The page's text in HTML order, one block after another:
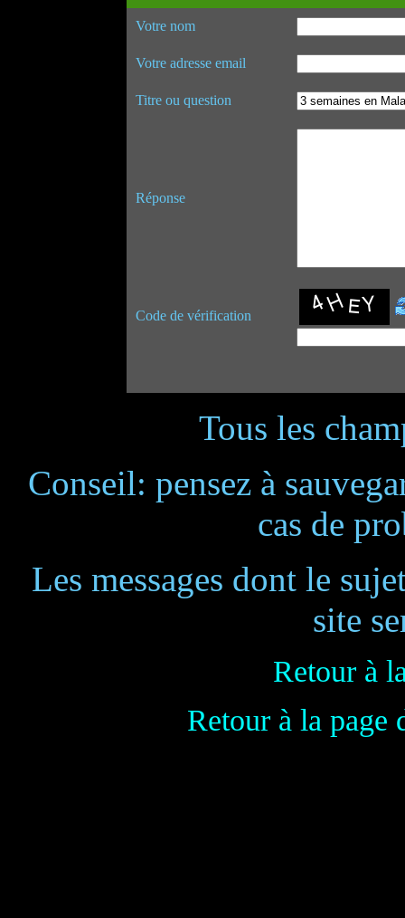
Votre nom
Votre adresse email
Titre ou question
Réponse
Code de vérification
Tous les
Conseil: pensez à
cas de
Les messages dont le
site
Retour à
Retour à la page